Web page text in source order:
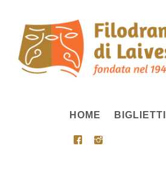
HOME BIGLIETTI